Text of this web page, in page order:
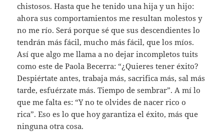
chistosos. Hasta que he tenido una hija y un hijo:
ahora sus comportamientos me resultan molestos y
no me río. Será porque sé que sus descendientes lo
tendrán más fácil, mucho más fácil, que los míos.
Así que algo me llama a no dejar incompletos tuits
como este de Paola Becerra: “¿Quieres tener éxito?
Despiértate antes, trabaja más, sacrifica más, sal más
tarde, esfuérzate más. Tiempo de sembrar”. A mí lo
que me falta es: “Y no te olvides de nacer rico o
rica”. Eso es lo que hoy garantiza el éxito, más que
ninguna otra cosa.